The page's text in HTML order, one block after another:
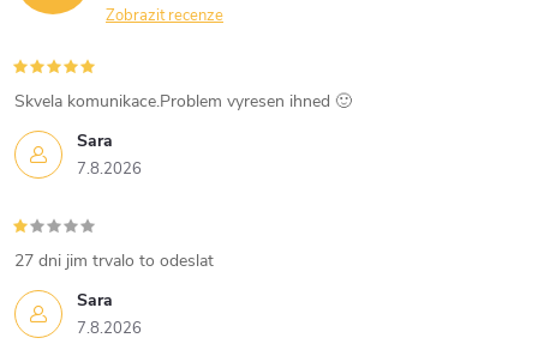
Zobrazit recenze
Sara
7.8.2026
Skvela komunikace.Problem vyresen ihned 🙂
Sara
7.8.2026
27 dni jim trvalo to odeslat